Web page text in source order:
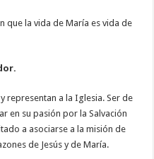
que la vida de María es vida de
representan a la Iglesia. Ser de
en su pasión por la Salvación
a asociarse a la misión de
de Jesús y de María.